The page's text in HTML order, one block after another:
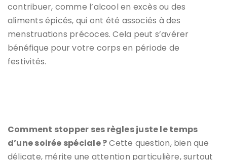
contribuer, comme l’alcool en excès ou des
aliments épicés, qui ont été associés à des
menstruations précoces. Cela peut s’avérer
bénéfique pour votre corps en période de
festivités.
Comment stopper ses règles juste le temps
d’une soirée spéciale ?Cette question, bien que
délicate, mérite une attention particulière, surtout